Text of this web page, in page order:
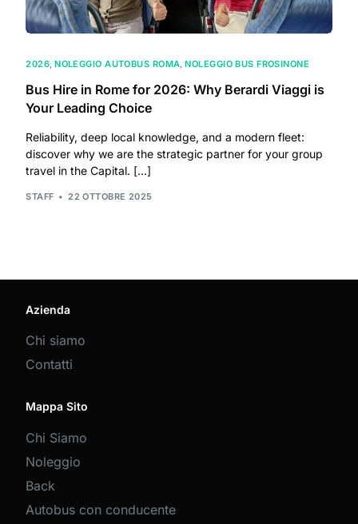
2026,NOLEGGIO AUTOBUS ROMA,NOLEGGIO BUS FROSINONE
Bus Hire in Rome for 2026: Why Berardi Viaggi is
Your Leading Choice
Reliability, deep local knowledge, and a modern fleet:
discover why we are the strategic partner for your group
travel in the Capital. […]
STAFF 22 OTTOBRE 2025
Azienda
Chi siamo
Contatti
Mappa Sito
Chi Siamo
Noleggio
Back
Autobus con conducente